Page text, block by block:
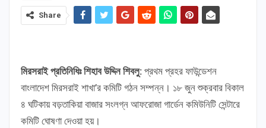
Share
মিরসরাই প্রতিনিধিঃ শিহাব উদ্দিন শিবলু: প্রথম প্রহর ফাউন্ডেশন
বাংলাদেশ মিরসরাই শাখা’র কমিটি গঠন সম্পন্ন। ১৮ জুন শুক্রবার বিকাল
৪ ঘটিকায় বড়তাকিয়া বাজার সংলগ্ন আফরোজা গার্ডেন কমিউনিটি সেন্টারে
কমিটি ঘোষণা দেওয়া হয়।